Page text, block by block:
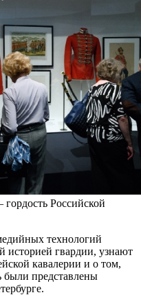
гордость Российской
технологий
историей гвардии, узнают
кавалерии и о том,
были представлены